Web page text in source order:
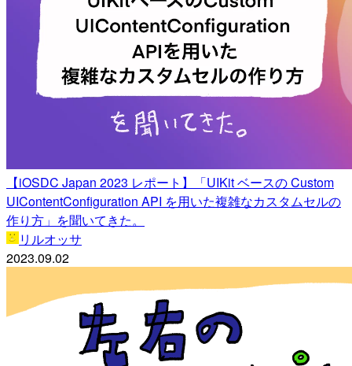
【iOSDC Japan 2023 レポート】「UIKit ベースの Custom
UIContentConfiguration API を用いた複雑なカスタムセルの
作り方」を聞いてきた。
リルオッサ
2023.09.02